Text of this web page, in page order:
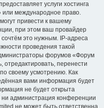
услуги хостинга
международное право.
привести к вашему
при этом ваш провайдер
сочтём это нужным. IP-адреса
проведения такой
форумов «Форум
перенести
своему усмотрению. Как
вами информация будет
не будет открыта
администрация конференции
не может быть ответственна